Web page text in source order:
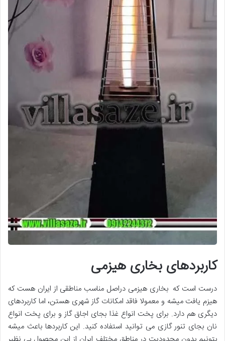
کاربردهای بخاری هیزمی
درست است که بخاری هیزمی دراصل مناسب مناطقی از ایران هست که
هیزم یافت میشه و معمولا فاقد امکانات گاز شهری هستن، اما کاربردهای
دیگری هم دارد. برای پخت انواع غذا بجای اجاق گاز و برای پخت انواع
نان بجای تنور گازی می توانید استفاده کنید. این کاربردها باعث میشه